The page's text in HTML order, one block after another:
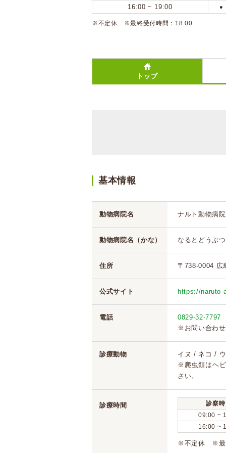
16:00 ~ 19:00 ●
※不定休 ※最終受付時間：18:00
トップ
基本情報
動物病院名 ナルト動物病院
動物病院名（かな） なるとどうぶ
住所 〒738-0004 広
公式サイト https://naruto-
電話
0829-32-7797
※お問い合わ
診療動物
イヌ / ネコ /
※爬虫類はヘ
さい。
診療時間
診察
09:00 ~
16:00 ~
※不定休 ※最